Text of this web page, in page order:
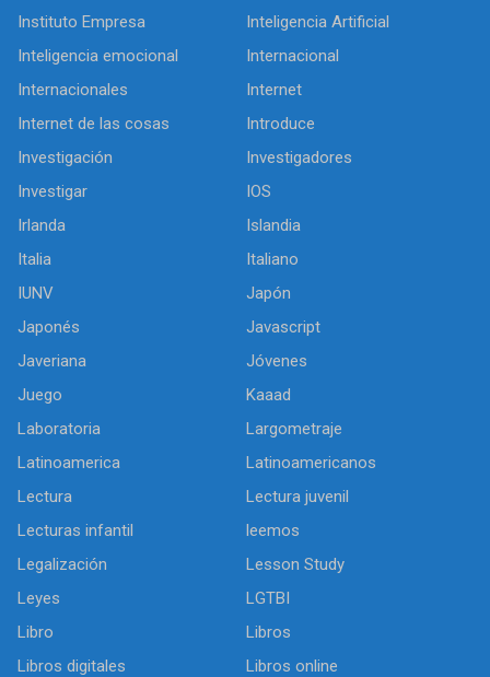
Instituto Empresa
Inteligencia Artificial
Inteligencia emocional
Internacional
Internacionales
Internet
Internet de las cosas
Introduce
Investigación
Investigadores
Investigar
IOS
Irlanda
Islandia
Italia
Italiano
IUNV
Japón
Japonés
Javascript
Javeriana
Jóvenes
Juego
Kaaad
Laboratoria
Largometraje
Latinoamerica
Latinoamericanos
Lectura
Lectura juvenil
Lecturas infantil
leemos
Legalización
Lesson Study
Leyes
LGTBI
Libro
Libros
Libros digitales
Libros online